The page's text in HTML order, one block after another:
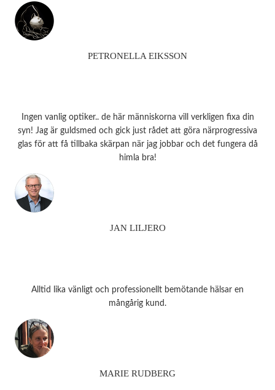
PETRONELLA EIKSSON
Ingen vanlig optiker.. de här människorna vill verkligen fixa din
syn! Jag är guldsmed och gick just rådet att göra närprogressiva
glas för att få tillbaka skärpan när jag jobbar och det fungera då
himla bra!
JAN LILJERO
Alltid lika vänligt och professionellt bemötande hälsar en
mångårig kund.
MARIE RUDBERG